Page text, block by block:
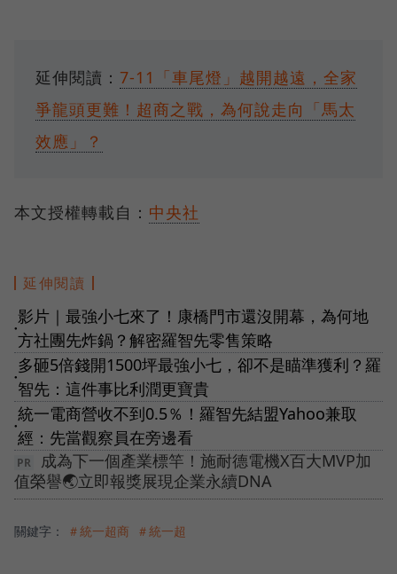
延伸閱讀： 7-11「車尾燈」越開越遠，全家
爭龍頭更難！超商之戰，為何說走向「馬太
效應」？
本文授權轉載自： 中央社
延伸閱讀
●
影片｜最強小七來了！康橋門市還沒開幕，為何地
方社團先炸鍋？解密羅智先零售策略
●
多砸5倍錢開1500坪最強小七，卻不是瞄準獲利？羅
智先：這件事比利潤更寶貴
●
統一電商營收不到0.5％！羅智先結盟Yahoo兼取
經：先當觀察員在旁邊看
成為下一個產業標竿！施耐德電機X百大MVP加
值榮譽🌏立即報獎展現企業永續DNA
關鍵字： ＃統一超商 ＃統一超